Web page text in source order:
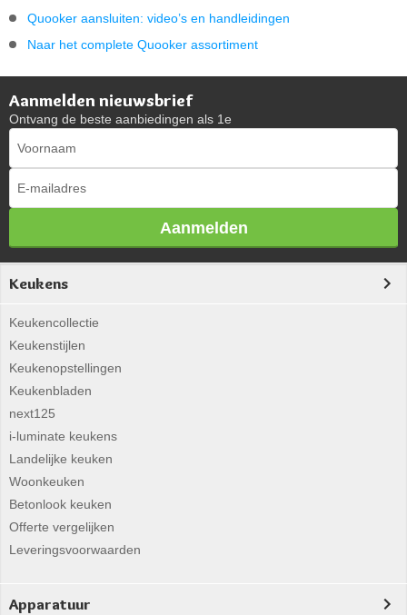
Quooker aansluiten: video’s en handleidingen
Naar het complete Quooker assortiment
Aanmelden nieuwsbrief
Ontvang de beste aanbiedingen als 1e
Aanmelden
Keukens
Keukencollectie
Keukenstijlen
Keukenopstellingen
Keukenbladen
next125
i-luminate keukens
Landelijke keuken
Woonkeuken
Betonlook keuken
Offerte vergelijken
Leveringsvoorwaarden
Apparatuur